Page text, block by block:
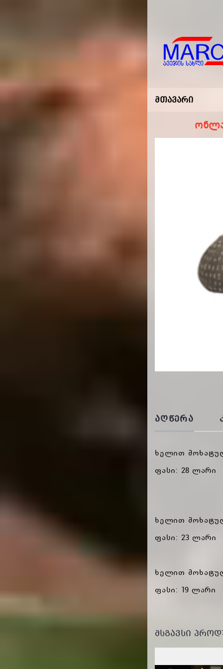
Სახლი
Მთავარი
ᲐᲦᲬᲔᲠᲐ
ხელით
ფასი: 28 ლარი
ხელით
ფასი: 23 ლარი
ხელით
ფასი: 19 ლარი
ᲛᲡᲒᲐᲕᲡᲘ